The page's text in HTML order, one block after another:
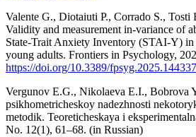
Valente G., Diotaiuti P., Corrado S., Tosti
Validity and measurement in-variance of
State-Trait Anxiety Inventory (STAI-Y)
young adults. Frontiers in Psychology,
https://doi.org/10.3389/
Vergunov E.G., Nikolaeva E.I., Bobrova
psikhometricheskoy nadezhnosti
metodik. Teoreticheskaya i
No. 12(1), 61–68. (in Russian)